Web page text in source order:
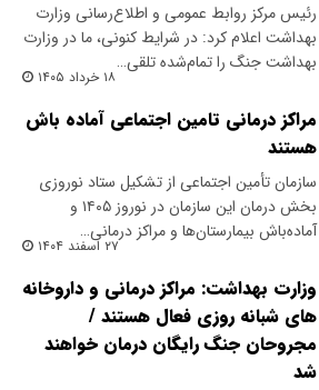
رئیس مرکز روابط عمومی و اطلاع‌رسانی وزارت
بهداشت اعلام کرد: در شرایط کنونی، ما در وزارت
بهداشت جنگ را تمام‌شده تلقی…
۱۸ خرداد ۱۴۰۵
مراکز درمانی تامین اجتماعی آماده باش
هستند
سازمان تأمین اجتماعی از تشکیل ستاد نوروزی
بخش درمان این سازمان در نوروز ۱۴۰۵ و
آماده‌باش بیمارستان‌ها و مراکز درمانی…
۲۷ اسفند ۱۴۰۴
وزارت بهداشت: مراکز درمانی و داروخانه
های شبانه روزی فعال هستند /
مجروحان جنگ رایگان درمان خواهند
شد